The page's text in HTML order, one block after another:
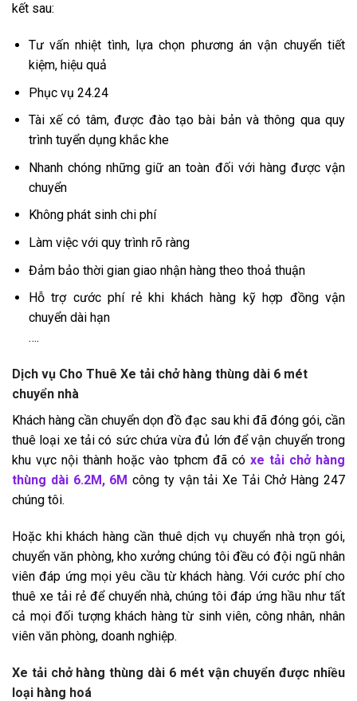
kết sau:
Tư vấn nhiệt tình, lựa chọn phương án vận chuyển tiết
kiệm, hiệu quả
Phục vụ 24.24
Tài xế có tâm, được đào tạo bài bản và thông qua quy
trình tuyển dụng khắc khe
Nhanh chóng những giữ an toàn đối với hàng được vận
chuyển
Không phát sinh chi phí
Làm việc với quy trình rõ ràng
Đảm bảo thời gian giao nhận hàng theo thoả thuận
Hỗ trợ cước phí rẻ khi khách hàng kỹ hợp đồng vận
chuyển dài hạn
….
Dịch vụ Cho Thuê Xe tải chở hàng thùng dài 6 mét
chuyển nhà
Khách hàng cần chuyển dọn đồ đạc sau khi đã đóng gói, cần
thuê loại xe tải có sức chứa vừa đủ lớn để vận chuyển trong
khu vực nội thành hoặc vào tphcm đã có xe tải chở hàng
thùng dài 6.2M, 6M công ty vận tải Xe Tải Chở Hàng 247
chúng tôi.
Hoặc khi khách hàng cần thuê dịch vụ chuyển nhà trọn gói,
chuyển văn phòng, kho xưởng chúng tôi đều có đội ngũ nhân
viên đáp ứng mọi yêu cầu từ khách hàng. Với cước phí cho
thuê xe tải rẻ để chuyển nhà, chúng tôi đáp ứng hầu như tất
cả mọi đối tượng khách hàng từ sinh viên, công nhân, nhân
viên văn phòng, doanh nghiệp.
Xe tải chở hàng thùng dài 6 mét vận chuyển được nhiều
loại hàng hoá